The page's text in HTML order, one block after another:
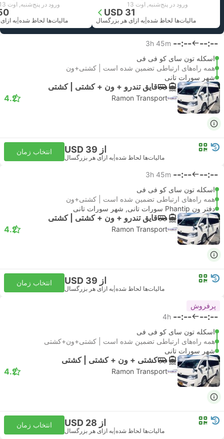
ورود در پنج‌شنبه, اوت 13
USD 31
مالیات‌ها لحاظ شده به ازای هر بزرگسال
ورود در پنج‌شنبه, اوت 13
مالیات‌ها لحاظ شده به
--:--
--:--
3h 45m
اسکله تون سای کو فی فی
همه راه‌های ارتباطی تضمین شده است | کشتی+ون
شهر سورات تانی
قایق تندرو + ون +‌ کشتی | کشتی
Ramon Transport
4.2
از USD 39
مالیات‌ها لحاظ شده به ازای هر بزرگسال
انتخاب زمان
--:--
--:--
3h 45m
اسکله تون سای کو فی فی
همه راه‌های ارتباطی تضمین شده است | کشتی+ون
دفتر ون Phantip سورات تانی, شهر سورات تانی
قایق تندرو + ون +‌ کشتی | کشتی
Ramon Transport
4.2
از USD 39
مالیات‌ها لحاظ شده به ازای هر بزرگسال
انتخاب زمان
پرفروش
--:--
--:--
4h
اسکله تون سای کو فی فی
همه راه‌های ارتباطی تضمین شده است | کشتی+ون+کشتی
شهر سورات تانی
کشتی + ون +‌ کشتی | کشتی
Ramon Transport
4.2
از USD 28
مالیات‌ها لحاظ شده به ازای هر بزرگسال
انتخاب زمان